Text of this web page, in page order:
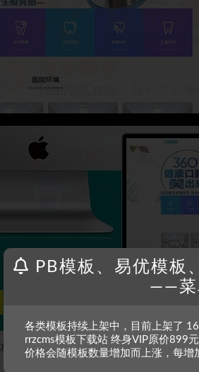
PB模板、易优模板
——菜
各类模板持续上架中，目前上架了
rrzcms模板下载站 终身VIP原价899
价格会随模板数量增加而上涨，每增